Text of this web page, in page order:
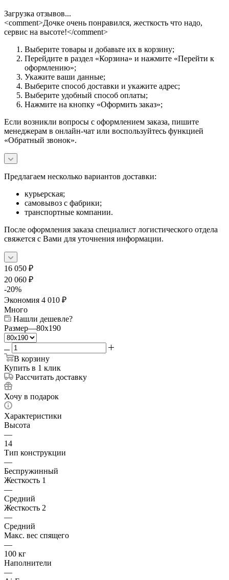
Загрузка отзывов...
<comment>Дочке очень понравился, жесткость что надо,
сервис на высоте!</comment>
Выберите товары и добавьте их в корзину;
Перейдите в раздел «Корзина» и нажмите «Перейти к
оформлению»;
Укажите ваши данные;
Выберите способ доставки и укажите адрес;
Выберите удобный способ оплаты;
Нажмите на кнопку «Оформить заказ»;
Если возникли вопросы с оформлением заказа, пишите
менеджерам в онлайн-чат или воспользуйтесь функцией
«Обратный звонок».
Предлагаем несколько вариантов доставки:
курьерская;
самовывоз с фабрики;
транспортные компании.
После оформления заказа специалист логистического отдела
свяжется с Вами для уточнения информации.
16 050 ₽
20 060 ₽
-20%
Экономия 4 010 ₽
Много
Нашли дешевле?
Размер—80x190
В корзину
Купить в 1 клик
Рассчитать доставку
Хочу в подарок
Характеристики
Высота
—
14
Тип конструкции
—
Беспружинный
Жесткость 1
—
Средний
Жесткость 2
—
Средний
Макс. вес спящего
—
100 кг
Наполнители
—